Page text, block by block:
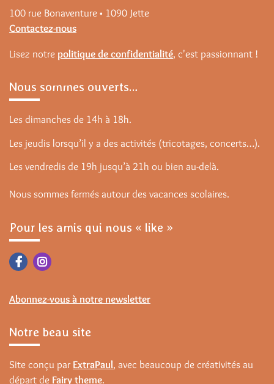
100 rue Bonaventure • 1090 Jette
Contactez-nous
Lisez notre politique de confidentialité, c'est passionnant !
Nous sommes ouverts…
Les dimanches de 14h à 18h.
Les jeudis lorsqu’il y a des activités (tricotages, concerts…).
Les vendredis de 19h jusqu’à 21h ou bien au-delà.
Nous sommes fermés autour des vacances scolaires.
Pour les amis qui nous « like »
Abonnez-vous à notre newsletter
Notre beau site
Site conçu par ExtraPaul, avec beaucoup de créativités au
départ de Fairy theme.